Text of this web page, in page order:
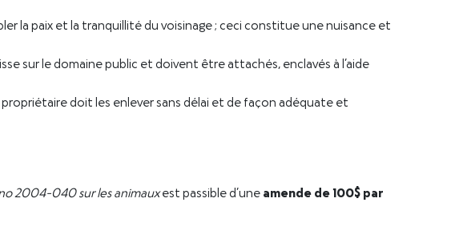
la paix et la tranquillité du voisinage ; ceci constitue une nuisance et
sur le domaine public et doivent être attachés, enclavés à l’aide
propriétaire doit les enlever sans délai et de façon adéquate et
2004-040 sur les animauxest passible d’une amende de 100$ par